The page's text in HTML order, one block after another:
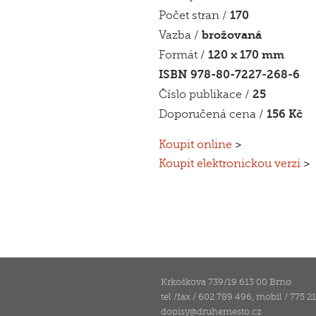
Počet stran / 170
Vazba / brožovaná
Formát / 120 x 170 mm
ISBN 978-80-7227-268-6
Číslo publikace / 25
Doporučená cena / 156 Kč
Koupit online >
Koupit elektronickou verzi >
Krkoškova 739/19 613 00 Brno
tel./fax / 602 789 496, mobil / 775
dopisy@druhemesto.cz